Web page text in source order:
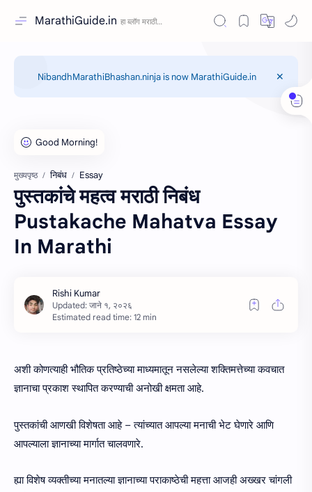
MarathiGuide.in
NibandhMarathiBhashan.ninja is now MarathiGuide.in
मुख्यपृष्ठ निबंध Essay
पुस्तकांचे महत्व मराठी निबंध
Pustakache Mahatva Essay
In Marathi
Estimated read time: 12 min
अशी कोणत्याही भौतिक प्रतिष्ठेच्या माध्यमातून नसलेल्या शक्तिमत्तेच्या कवचात
ज्ञानाचा प्रकाश स्थापित करण्याची अनोखी क्षमता आहे.
पुस्तकांची आणखी विशेषता आहे – त्यांच्यात आपल्या मनाची भेट घेणारे आणि
आपल्याला ज्ञानाच्या मार्गात चालवणारे.
ह्या विशेष व्यक्तीच्या मनातल्या ज्ञानाच्या पराकाष्ठेची महत्ता आजही अख्खर चांगली